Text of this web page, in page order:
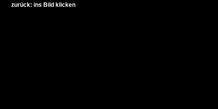
zurück: ins Bild klicken